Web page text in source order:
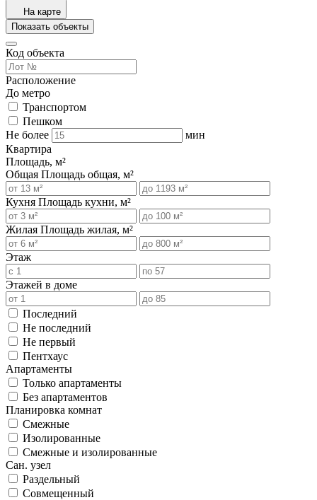
На карте
Показать объекты
Код объекта
Расположение
До метро
Транспортом
Пешком
Не более
мин
Квартира
Площадь, м²
Общая Площадь общая, м²
Кухня Площадь кухни, м²
Жилая Площадь жилая, м²
Этаж
Этажей в доме
Последний
Не последний
Не первый
Пентхаус
Апартаменты
Только апартаменты
Без апартаментов
Планировка комнат
Смежные
Изолированные
Смежные и изолированные
Сан. узел
Раздельный
Совмещенный